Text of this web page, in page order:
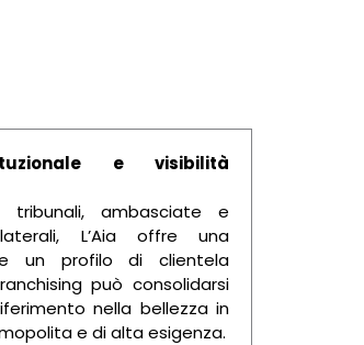
e visibilità
ambasciate e
L’Aia offre una
un profilo di clientela
può consolidarsi
nella bellezza in
e di alta esigenza.